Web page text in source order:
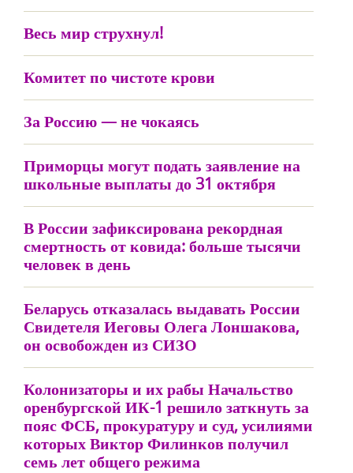
Весь мир струхнул!
Комитет по чистоте крови
За Россию — не чокаясь
Приморцы могут подать заявление на
школьные выплаты до 31 октября
В России зафиксирована рекордная
смертность от ковида: больше тысячи
человек в день
Беларусь отказалась выдавать России
Свидетеля Иеговы Олега Лоншакова,
он освобожден из СИЗО
Колонизаторы и их рабы Начальство
оренбургской ИК-1 решило заткнуть за
пояс ФСБ, прокуратуру и суд, усилиями
которых Виктор Филинков получил
семь лет общего режима